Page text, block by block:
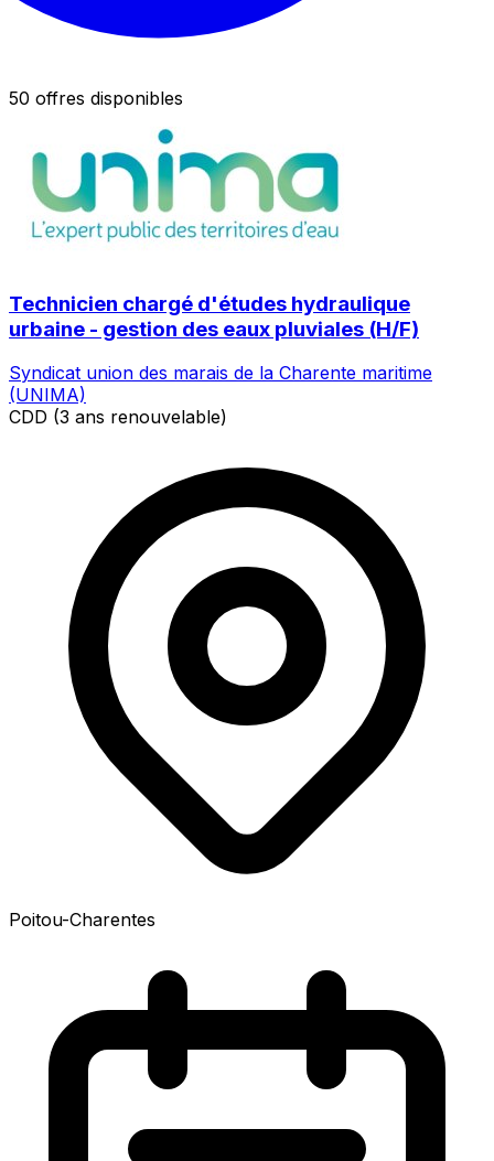
50 offres disponibles
Technicien chargé d'études hydraulique
urbaine - gestion des eaux pluviales (H/F)
Syndicat union des marais de la Charente maritime
(UNIMA)
CDD (3 ans renouvelable)
Poitou-Charentes